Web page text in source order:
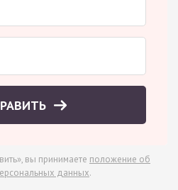
вы принимаете положение об
данных.